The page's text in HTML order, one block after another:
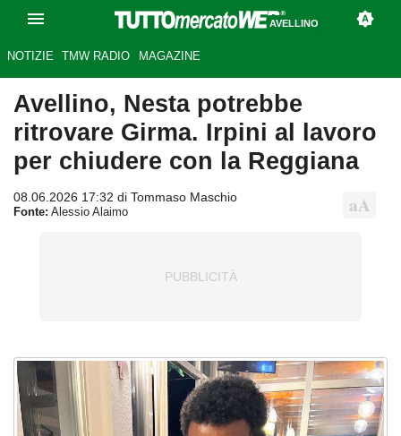
AVELLINO
NOTIZIE TMW RADIO MAGAZINE
Avellino, Nesta potrebbe
ritrovare Girma. Irpini al lavoro
per chiudere con la Reggiana
08.06.2026 17:32 di Tommaso Maschio
Fonte: Alessio Alaimo